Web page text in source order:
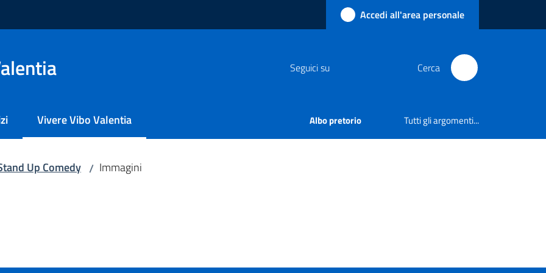
Accedi all'area personale
Seguici su Cerca
Vivere Vibo Valentia
Menu selezionato Albo pretorio Tutti gli argomenti...
Up Comedy / Immagini